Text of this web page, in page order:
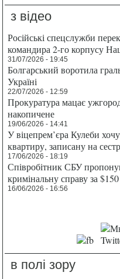
з відео
Російські спецслужби
командира 2-го корпусу
31/07/2026 - 19:45
Болгарський воротила
Україні
22/07/2026 - 12:59
Прокуратура мацає
накопичене
19/06/2026 - 14:41
У віцепрем’єра Кулеби
квартиру, записану на
17/06/2026 - 18:19
Співробітник СБУ
кримінальну справу за
16/06/2026 - 16:56
в полі зору